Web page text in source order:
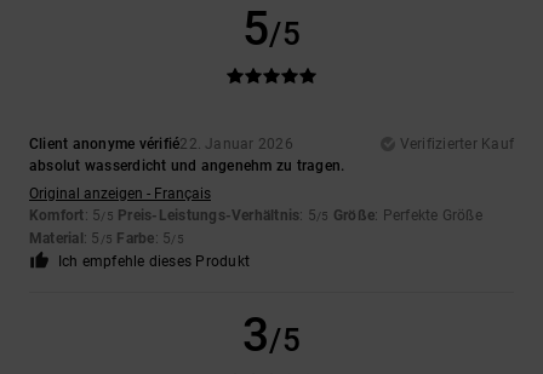
5/5
Client anonyme vérifié22. Januar 2026
Verifizierter Kauf
absolut wasserdicht und angenehm zu tragen.
Original anzeigen - Français
Komfort: 5/5 Preis-Leistungs-Verhältnis: 5/5 Größe: Perfekte Größe
Material : 5 /5 Farbe: 5/5
Ich empfehle dieses Produkt
3/5